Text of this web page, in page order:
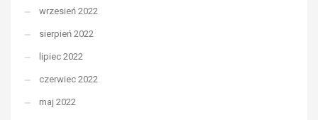
wrzesień 2022
sierpień 2022
lipiec 2022
czerwiec 2022
maj 2022